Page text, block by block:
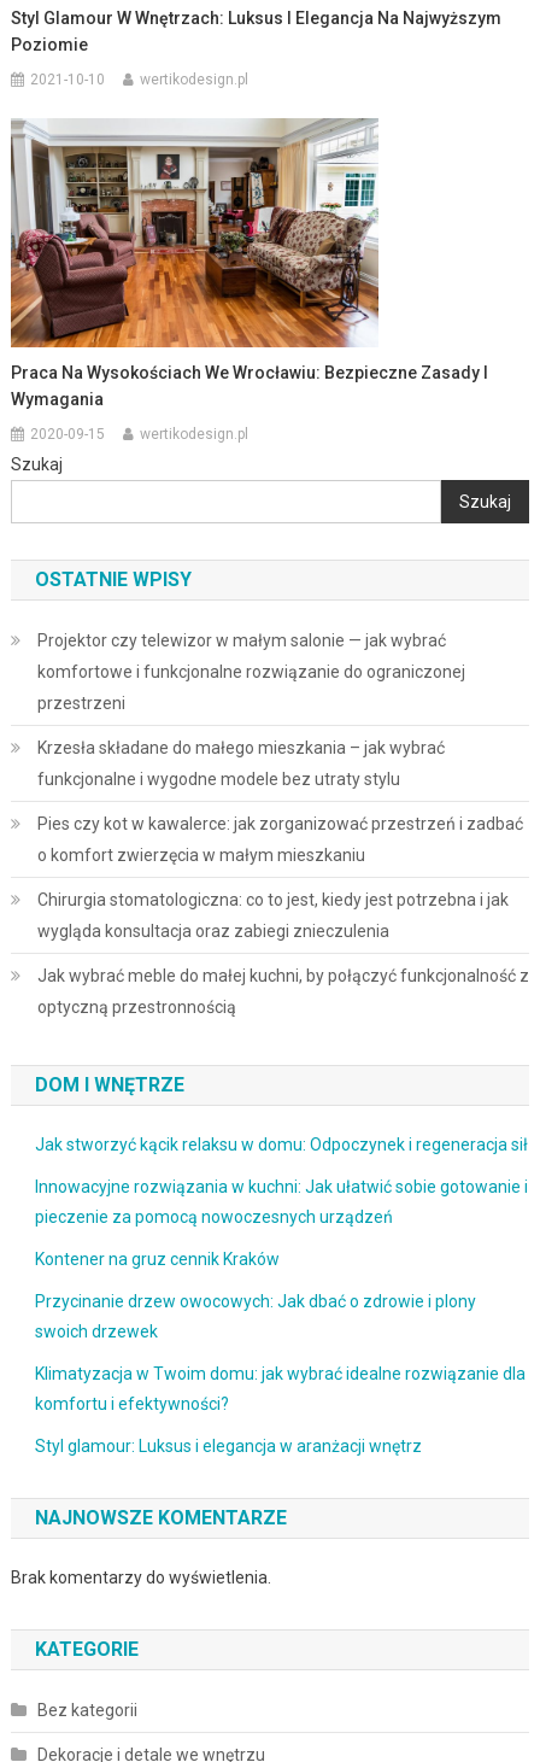
Styl Glamour W Wnętrzach: Luksus I Elegancja Na Najwyższym
Poziomie
2021-10-10 wertikodesign.pl
Praca Na Wysokościach We Wrocławiu: Bezpieczne Zasady I
Wymagania
2020-09-15 wertikodesign.pl
Szukaj
Szukaj
OSTATNIE WPISY
Projektor czy telewizor w małym salonie — jak wybrać
komfortowe i funkcjonalne rozwiązanie do ograniczonej
przestrzeni
Krzesła składane do małego mieszkania – jak wybrać
funkcjonalne i wygodne modele bez utraty stylu
Pies czy kot w kawalerce: jak zorganizować przestrzeń i zadbać
o komfort zwierzęcia w małym mieszkaniu
Chirurgia stomatologiczna: co to jest, kiedy jest potrzebna i jak
wygląda konsultacja oraz zabiegi znieczulenia
Jak wybrać meble do małej kuchni, by połączyć funkcjonalność z
optyczną przestronnością
DOM I WNĘTRZE
Jak stworzyć kącik relaksu w domu: Odpoczynek i regeneracja sił
Innowacyjne rozwiązania w kuchni: Jak ułatwić sobie gotowanie i
pieczenie za pomocą nowoczesnych urządzeń
Kontener na gruz cennik Kraków
Przycinanie drzew owocowych: Jak dbać o zdrowie i plony
swoich drzewek
Klimatyzacja w Twoim domu: jak wybrać idealne rozwiązanie dla
komfortu i efektywności?
Styl glamour: Luksus i elegancja w aranżacji wnętrz
NAJNOWSZE KOMENTARZE
Brak komentarzy do wyświetlenia.
KATEGORIE
Bez kategorii
Dekoracje i detale we wnętrzu